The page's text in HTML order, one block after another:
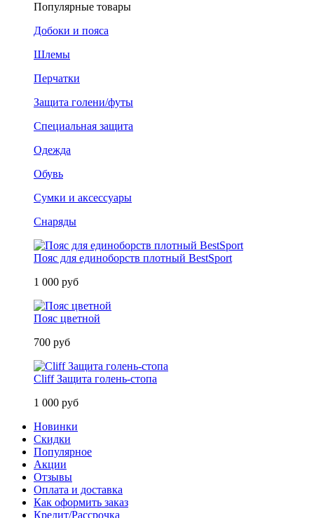
Популярные товары
Добоки и пояса
Шлемы
Перчатки
Защита голени/футы
Специальная защита
Одежда
Обувь
Сумки и аксессуары
Снаряды
Пояс для единоборств плотный BestSport
1 000 руб
Пояс цветной
700 руб
Cliff Защита голень-стопа
1 000 руб
Новинки
Скидки
Популярное
Акции
Отзывы
Оплата и доставка
Как оформить заказ
Кредит/Рассрочка